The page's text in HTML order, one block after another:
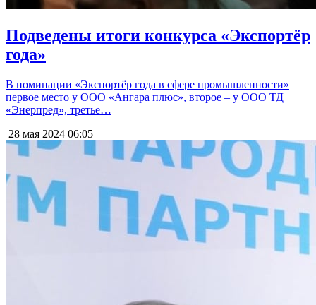
Подведены итоги конкурса «Экспортёр
года»
В номинации «Экспортёр года в сфере промышленности»
первое место у ООО «Ангара плюс», второе – у ООО ТД
«Энерпред», третье…
28 мая 2024 06:05